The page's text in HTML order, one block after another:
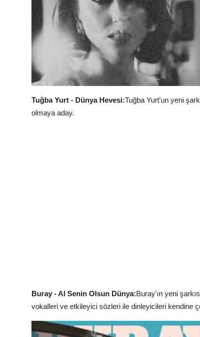
Tuğba Yurt - Dünya Hevesi:Tuğba Yurt'un yeni
olmaya aday.
Buray - Al Senin Olsun Dünya:Buray'ın yeni
vokalleri ve etkileyici sözleri ile dinleyicileri kendine